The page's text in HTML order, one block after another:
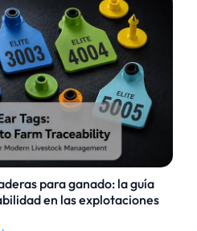
3 ejes es la forma más
CNC en la que la
se mueve a lo largo de
ideal para componentes
plana o piezas que sólo
en una cara.
fiable para proyectos
sin necesidad de
para ganado: la guía
en las explotaciones